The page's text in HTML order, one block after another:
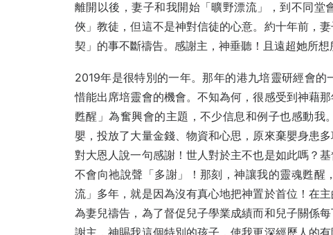
離開以後，妻子和我開始「曠野漂流」，到不同
俠」教徒，但這不是神對信徒的心意。約十年前，
契」的事不斷禱告。感謝主，神垂聽！且遠超她所想
2019年是很特別的一年。那年的港九培靈研經會
惜能出席培靈會的機會。不知為何，很感受到神藉
甦醒」為奮興會的主題，不少信息和例子也感動
嬰，投放了大量金錢、物資和心思，原來棄嬰身患
對大恩人說一句感謝！世人對於主不也是如此嗎？
不會向祂說聲「多謝」！那刻，神讓我的靈魂甦
流」多年，就是因為沒有真心地把神置於首位！在
為妻兒禱告，為了督促兒子學業成績而和兒子關係
謝主，神賜我這個特別的孩子，使我更深經歷人的